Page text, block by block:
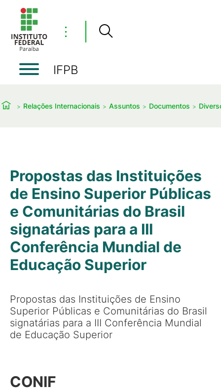
⋮
IFPB
Relações Internacionais Assuntos Documentos
Propostas das Instituições
de Ensino Superior Públicas
e Comunitárias do Brasil
signatárias para a III
Conferência Mundial de
Educação Superior
Propostas das Instituições de Ensino
Superior Públicas e Comunitárias do Brasil
signatárias para a III Conferência Mundial
de Educação Superior
CONIF